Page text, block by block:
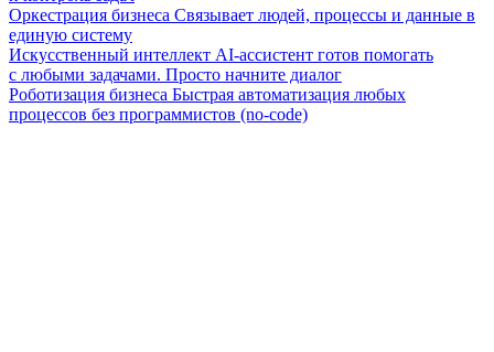
Оркестрация бизнеса Связывает людей, процессы и данные в
единую систему
Искусственный интеллект AI-ассистент готов помогать
с любыми задачами. Просто начните диалог
Роботизация бизнеса Быстрая автоматизация любых
процессов без программистов (no-code)